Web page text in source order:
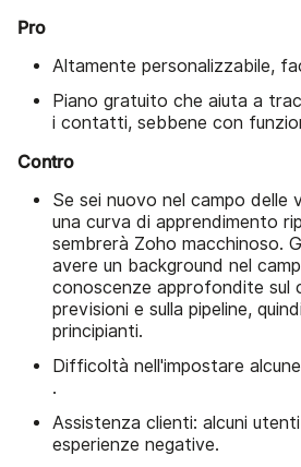
Pro
Altamente personalizzabile,
Piano gratuito che aiuta a
i contatti, sebbene con
Contro
Se sei nuovo nel campo delle
una curva di apprendimento
sembrerà Zoho macchinoso.
avere un background nel
conoscenze approfondite sul
previsioni e sulla pipeline,
principianti.
Difficoltà nell'impostare
.
Assistenza clienti: alcuni
esperienze negative.